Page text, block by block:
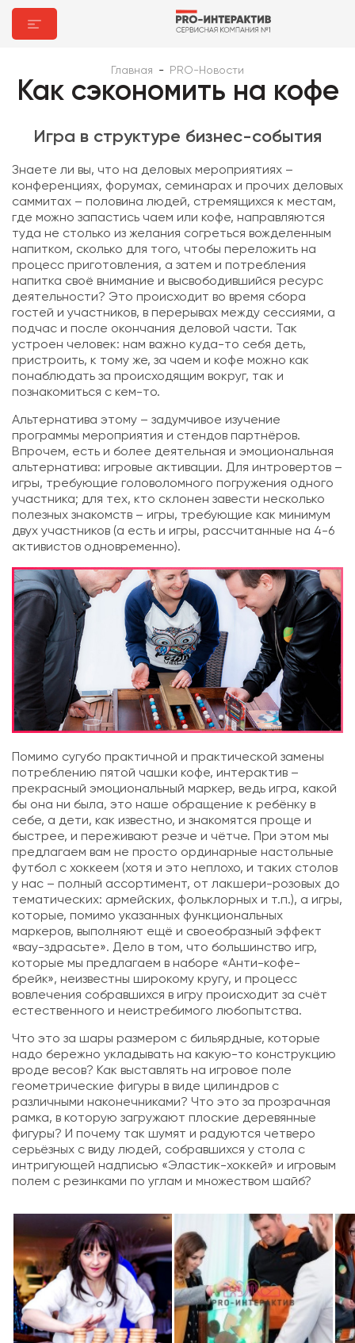
Главная - PRO-Новости
Как сэкономить на кофе
Игра в структуре бизнес-события
Знаете ли вы, что на деловых мероприятиях –
конференциях, форумах, семинарах и прочих деловых
саммитах – половина людей, стремящихся к местам,
где можно запастись чаем или кофе, направляются
туда не столько из желания согреться вожделенным
напитком, сколько для того, чтобы переложить на
процесс приготовления, а затем и потребления
напитка своё внимание и высвободившийся ресурс
деятельности? Это происходит во время сбора
гостей и участников, в перерывах между сессиями, а
подчас и после окончания деловой части. Так
устроен человек: нам важно куда-то себя деть,
пристроить, к тому же, за чаем и кофе можно как
понаблюдать за происходящим вокруг, так и
познакомиться с кем-то.
Альтернатива этому – задумчивое изучение
программы мероприятия и стендов партнёров.
Впрочем, есть и более деятельная и эмоциональная
альтернатива: игровые активации. Для интровертов –
игры, требующие головоломного погружения одного
участника; для тех, кто склонен завести несколько
полезных знакомств – игры, требующие как минимум
двух участников (а есть и игры, рассчитанные на 4-6
активистов одновременно).
Помимо сугубо практичной и практической замены
потреблению пятой чашки кофе, интерактив –
прекрасный эмоциональный маркер, ведь игра, какой
бы она ни была, это наше обращение к ребёнку в
себе, а дети, как известно, и знакомятся проще и
быстрее, и переживают резче и чётче. При этом мы
предлагаем вам не просто ординарные настольные
футбол с хоккеем (хотя и это неплохо, и таких столов
у нас – полный ассортимент, от лакшери-розовых до
тематических: армейских, фольклорных и т.п.), а игры,
которые, помимо указанных функциональных
маркеров, выполняют ещё и своеобразный эффект
«вау-здрасьте». Дело в том, что большинство игр,
которые мы предлагаем в наборе «Анти-кофе-
брейк», неизвестны широкому кругу, и процесс
вовлечения собравшихся в игру происходит за счёт
естественного и неистребимого любопытства.
Что это за шары размером с бильярдные, которые
надо бережно укладывать на какую-то конструкцию
вроде весов? Как выставлять на игровое поле
геометрические фигуры в виде цилиндров с
различными наконечниками? Что это за прозрачная
рамка, в которую загружают плоские деревянные
фигуры? И почему так шумят и радуются четверо
серьёзных с виду людей, собравшихся у стола с
интригующей надписью «Эластик-хоккей» и игровым
полем с резинками по углам и множеством шайб?